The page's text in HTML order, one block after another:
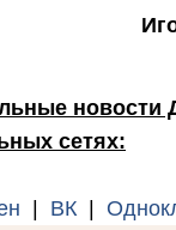
новости
сетях:
| ВК |